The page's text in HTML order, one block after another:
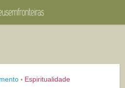
• Espiritualidade